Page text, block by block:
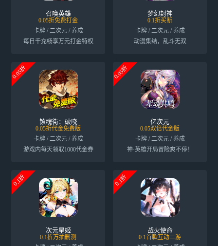
召唤英雄
0.05折免费打金
卡牌 / 二次元 / 养成
每日千充畅享万元打金特权
梦幻封神
0.1折买断
卡牌 / 二次元 / 养成
动漫集结，乱斗无双
0.05折
镇魂街：破晓
0.05折代金免费版
卡牌 / 二次元 / 养成
游戏内每天领取1000代金券
0.05折
亿次元
0.05双倍代金版
卡牌 / 二次元 / 养成
神·英雄开局冒险爽不停！
0.1折
次元星姬
0.1折万抽删测
0.1折
战火使命
0.1首款互动二游